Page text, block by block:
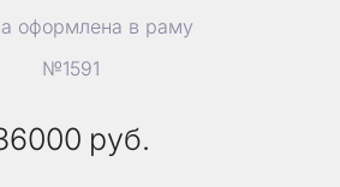
оформлена в раму
№1591
руб.